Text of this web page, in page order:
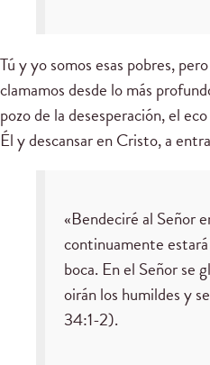
Tú y yo somos esas pobres,
clamamos desde lo más
pozo de la desesperación, el
Él y descansar en Cristo, a
«Bendeciré al Señor
continuamente
boca. En el Señor se
oirán los humildes y
34:1-2).